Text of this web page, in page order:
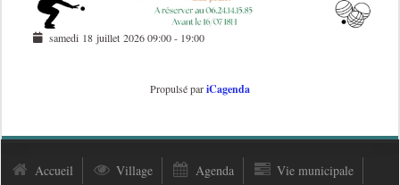
samedi 18 juillet 2026 09:00- 19:00
Propulsé pariCagenda
Accueil Village Agenda
Vie municipale